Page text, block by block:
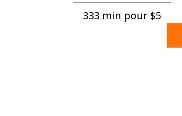
333 min pour ⁦$5⁩